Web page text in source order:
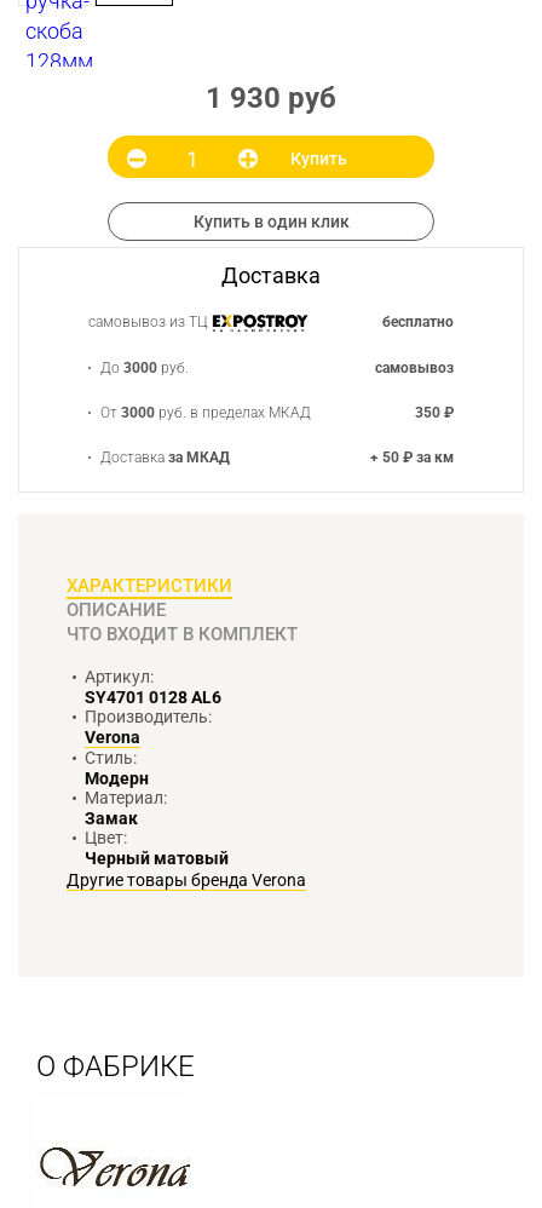
1 930 руб
Купить
Купить в один клик
Доставка
самовывоз из ТЦ бесплатно
До3000 руб. самовывоз
От3000 руб. в пределах МКАД 350 ₽
Доставказа МКАД + 50 ₽ за км
ХАРАКТЕРИСТИКИ
ОПИСАНИЕ
ЧТО ВХОДИТ В КОМПЛЕКТ
Артикул:
SY4701 0128 AL6
Производитель:
Verona
Стиль:
Модерн
Материал:
Замак
Цвет:
Черный матовый
Другие товары бренда Verona
О ФАБРИКЕ